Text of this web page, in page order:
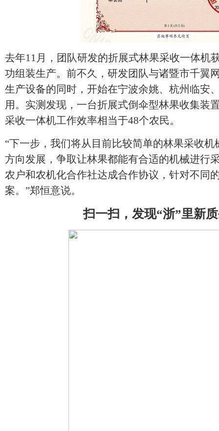
去年11月，团队研发的折展式林果采收一体机
功组装生产。前不久，研发团队与诸暨市千翼
生产设备的同时，开始在宁波余姚、杭州临安
用。实测发现，一台折展式倒伞型林果收集装
采收一体机工作效率相当于48个农民。
“下一步，我们将从目前比较简单的林果采收
方向发展，争取让林果都能有合适的机械进行
农户和农机化合作社达成合作协议，针对不同
案。”郑恒意说。
扫一扫，发现“浙”里新